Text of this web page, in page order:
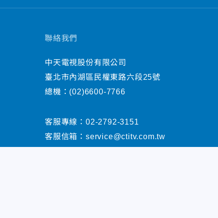
聯絡我們
中天電視股份有限公司
臺北市內湖區民權東路六段25號
總機： (02)6600-7766
客服專線： 02-2792-3151
客服信箱： service@ctitv.com.tw